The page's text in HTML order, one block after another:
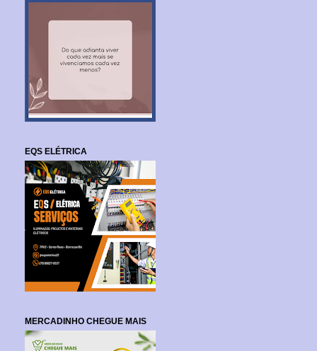
EQS ELÉTRICA
MERCADINHO CHEGUE MAIS